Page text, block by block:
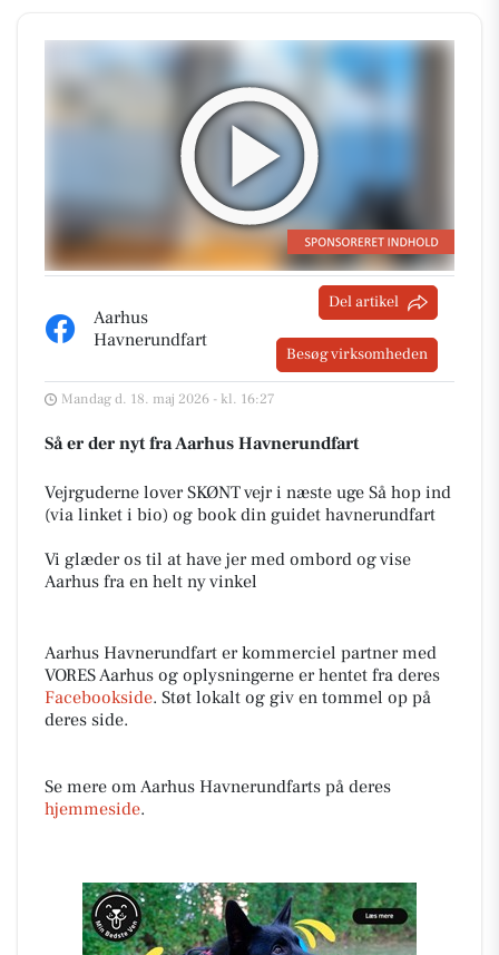
Aarhus
Havnerundfart
Del artikel
Besøg virksomheden
Mandag d. 18. maj 2026 - kl. 16:27
Så er der nyt fra Aarhus Havnerundfart
Vejrguderne lover SKØNT vejr i næste uge Så hop ind
(via linket i bio) og book din guidet havnerundfart
Vi glæder os til at have jer med ombord og vise
Aarhus fra en helt ny vinkel
Aarhus Havnerundfart er kommerciel partner med
VORES Aarhus og oplysningerne er hentet fra deres
Facebookside. Støt lokalt og giv en tommel op på
deres side.
Se mere om Aarhus Havnerundfarts på deres
hjemmeside.